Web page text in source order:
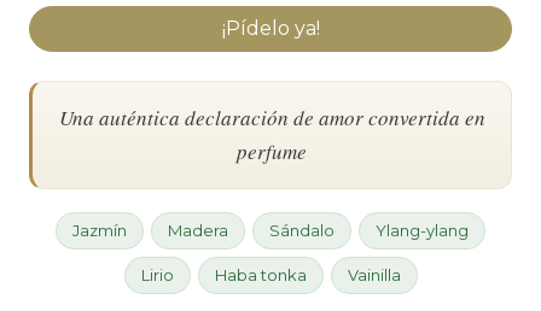
¡Pídelo ya!
Una auténtica declaración de amor convertida en
perfume
Jazmín Madera Sándalo Ylang-ylang
Lirio Haba tonka Vainilla